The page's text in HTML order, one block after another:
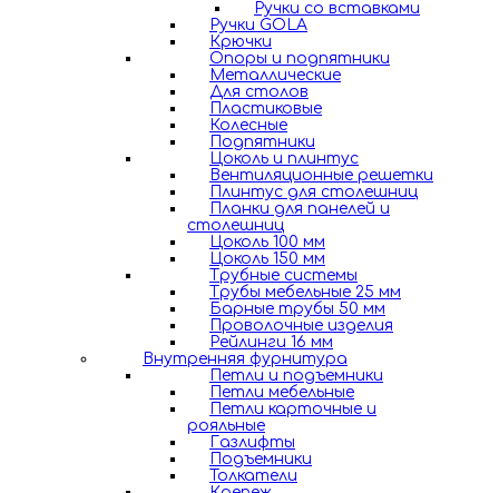
Ручки со вставками
Ручки GOLA
Крючки
Опоры и подпятники
Металлические
Для столов
Пластиковые
Колесные
Подпятники
Цоколь и плинтус
Вентиляционные решетки
Плинтус для столешниц
Планки для панелей и
столешниц
Цоколь 100 мм
Цоколь 150 мм
Трубные системы
Трубы мебельные 25 мм
Барные трубы 50 мм
Проволочные изделия
Рейлинги 16 мм
Внутренняя фурнитура
Петли и подъемники
Петли мебельные
Петли карточные и
рояльные
Газлифты
Подъемники
Толкатели